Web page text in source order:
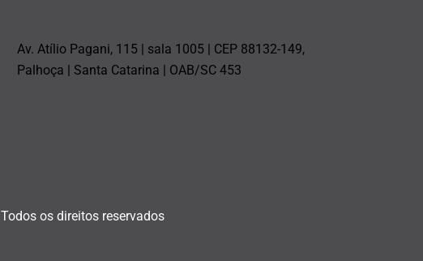
Av. Atílio Pagani, 115 | sala 1005 | CEP 88132-149,
Palhoça | Santa Catarina | OAB/SC 453
Todos os direitos reservados